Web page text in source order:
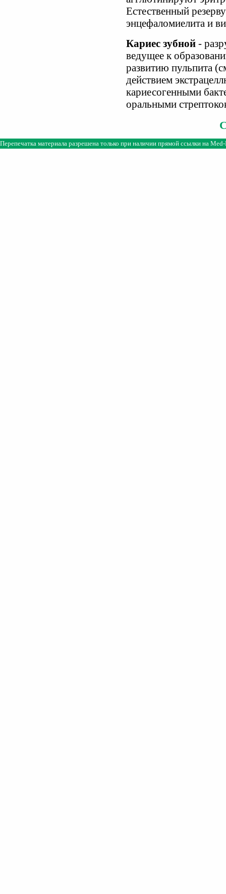
Естественный
энцефаломиелита и
Кариес зубной -
ведущее к
развитию пульпита
действием
кариесогенными
оральными
Перепечатка материала разрешена только при наличии прямой ссылки на